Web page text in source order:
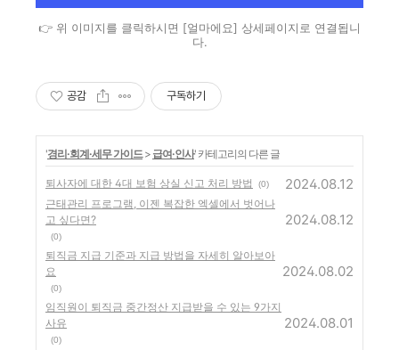
👉 위 이미지를 클릭하시면 [얼마에요] 상세페이지로 연결됩니
다.
공감 구독하기
'경리·회계·세무 가이드 > 급여·인사' 카테고리의 다른 글
퇴사자에 대한 4대 보험 상실 신고 처리 방법 (0) 2024.08.12
근태관리 프로그램, 이젠 복잡한 엑셀에서 벗어나
고 싶다면?
(0)
2024.08.12
퇴직금 지급 기준과 지급 방법을 자세히 알아보아
요
(0)
2024.08.02
임직원이 퇴직금 중간정산 지급받을 수 있는 9가지
사유
(0)
2024.08.01